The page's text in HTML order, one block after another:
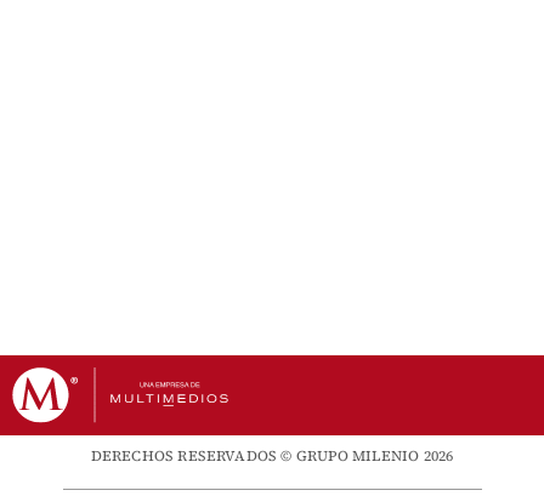
DERECHOS RESERVADOS © GRUPO MILENIO 2026